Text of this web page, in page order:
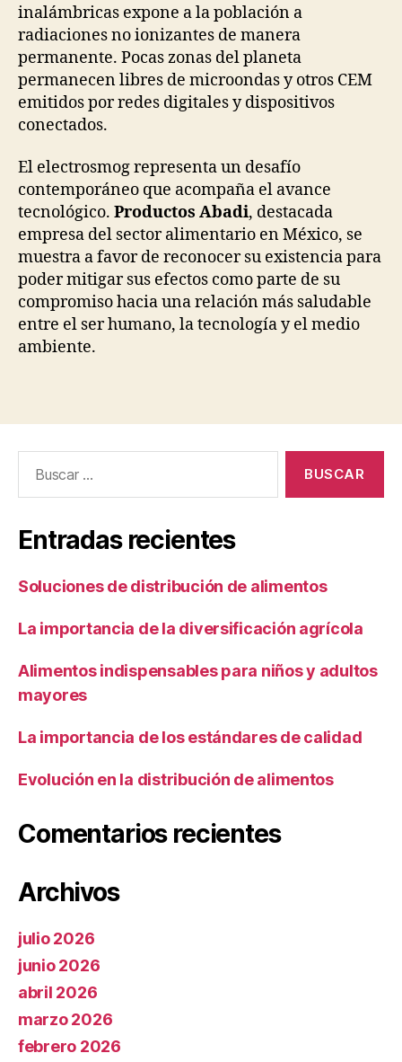
inalámbricas expone a la población a
radiaciones no ionizantes de manera
permanente. Pocas zonas del planeta
permanecen libres de microondas y otros CEM
emitidos por redes digitales y dispositivos
conectados.
El electrosmog representa un desafío
contemporáneo que acompaña el avance
tecnológico. Productos Abadi, destacada
empresa del sector alimentario en México, se
muestra a favor de reconocer su existencia para
poder mitigar sus efectos como parte de su
compromiso hacia una relación más saludable
entre el ser humano, la tecnología y el medio
ambiente.
Entradas recientes
Soluciones de distribución de alimentos
La importancia de la diversificación agrícola
Alimentos indispensables para niños y adultos
mayores
La importancia de los estándares de calidad
Evolución en la distribución de alimentos
Comentarios recientes
Archivos
julio 2026
junio 2026
abril 2026
marzo 2026
febrero 2026